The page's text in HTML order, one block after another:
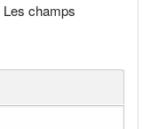
Les champs